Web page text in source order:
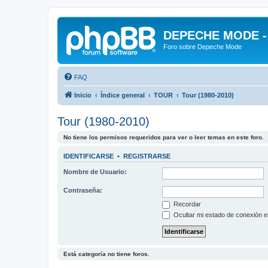
DEPECHE MODE
Foro sobre Depeche Mode
FAQ
Inicio Índice general TOUR Tour (1980-2010)
Tour (1980-2010)
No tiene los permisos requeridos para ver o leer temas en este foro.
IDENTIFICARSE • REGISTRARSE
Nombre de Usuario:
Contraseña:
Recordar
Ocultar mi estado de conexión
Está categoría no tiene foros.